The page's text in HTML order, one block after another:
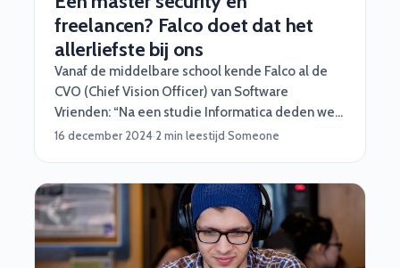
freelancen? Falco doet dat het
allerliefste bij ons
Vanaf de middelbare school kende Falco al de
CVO (Chief Vision Officer) van Software
Vrienden: “Na een studie Informatica deden we
al snel veel mooie projecten samen,
wat hackathons en later wat grotere opdrachten.”
16 december 2024·2 min leestijd·Someone